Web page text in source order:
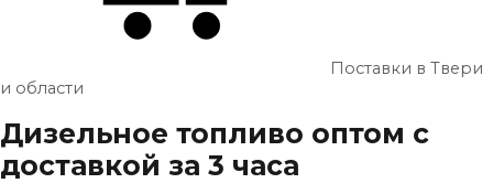
Поставки в Твери
и области
Дизельное топливо оптом с
доставкой за 3 часа